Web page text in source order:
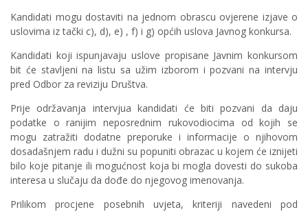
Kandidati mogu dostaviti na jednom obrascu ovjerene izjave o
uslovima iz tački c), d), e) , f) i g) općih uslova Javnog konkursa.
Kandidati koji ispunjavaju uslove propisane Javnim konkursom
bit će stavljeni na listu sa užim izborom i pozvani na intervju
pred Odbor za reviziju Društva.
Prije održavanja intervjua kandidati će biti pozvani da daju
podatke o ranijim neposrednim rukovodiocima od kojih se
mogu zatražiti dodatne preporuke i informacije o njihovom
dosadašnjem radu i dužni su popuniti obrazac u kojem će iznijeti
bilo koje pitanje ili mogućnost koja bi mogla dovesti do sukoba
interesa u slučaju da dođe do njegovog imenovanja.
Prilikom procjene posebnih uvjeta, kriteriji navedeni pod